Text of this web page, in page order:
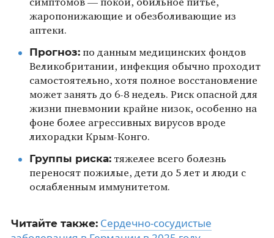
симптомов — покой, обильное питьё,
жаропонижающие и обезболивающие из
аптеки.
Прогноз:по данным медицинских фондов
Великобритании, инфекция обычно проходит
самостоятельно, хотя полное восстановление
может занять до 6-8 недель. Риск опасной для
жизни пневмонии крайне низок, особенно на
фоне более агрессивных вирусов вроде
лихорадки Крым-Конго.
Группы риска:тяжелее всего болезнь
переносят пожилые, дети до 5 лет и люди с
ослабленным иммунитетом.
Читайте также: Сердечно-сосудистые